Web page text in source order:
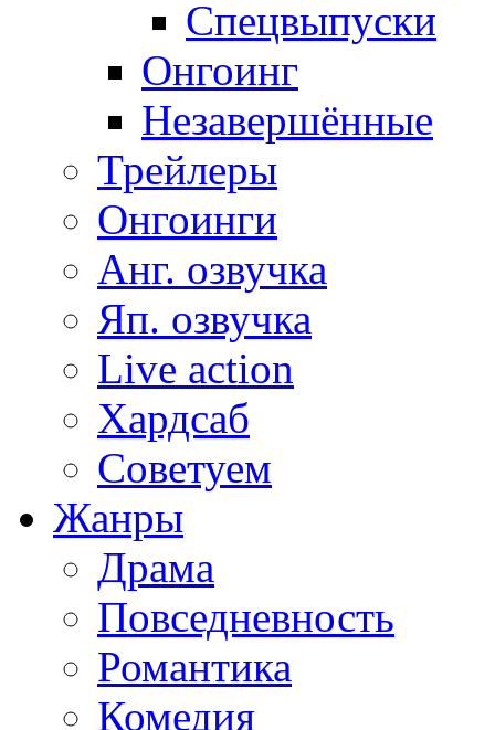
Спецвыпуски
Онгоинг
Незавершённые
Трейлеры
Онгоинги
Анг. озвучка
Яп. озвучка
Live action
Хардсаб
Советуем
Жанры
Драма
Повседневность
Романтика
Комедия